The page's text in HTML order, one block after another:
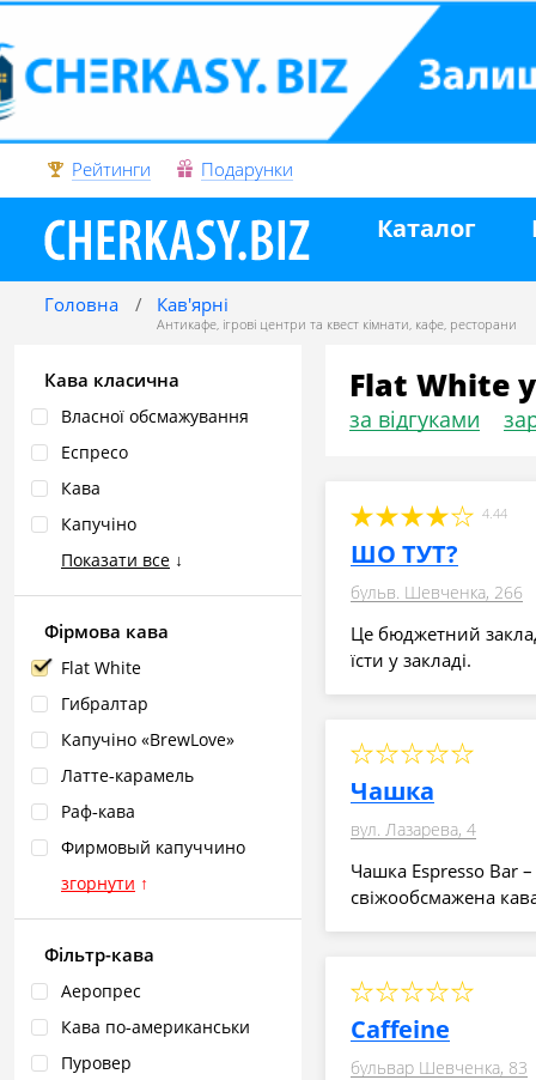
Рейтинги Подарунки
Каталог
Головна Кав'ярні
Антикафе, ігрові центри та квест кімнати, кафе, ресторани
Кава класична
Власної обсмажування
Еспресо
Кава
Капучіно
Показати все ↓
Фірмова кава
Flat White
Гибралтар
Капучіно «BrewLove»
Латте‑карамель
Раф‑кава
Фирмовый капуччино
згорнути ↑
Фільтр-кава
Аеропрес
Кава по‑американськи
Пуровер
Flat White
за відгуками
4.44
ШО ТУТ?
бульв. Шевченка, 266
Це бюджетний
їсти у закладі.
Чашка
вул. Лазарева, 4
Чашка Espresso Bar
свіжообсмажена
Caffeine
бульвар Шевченка, 83